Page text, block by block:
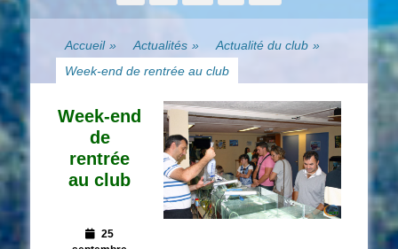
Accueil » Actualités » Actualité du club »
Week-end de rentrée au club
Week-end
de
rentrée
au club
Posted
25